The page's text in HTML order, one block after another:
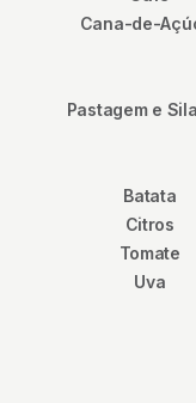
Cana-de-
Pastagem e
Batata
Citros
Tomate
Uva